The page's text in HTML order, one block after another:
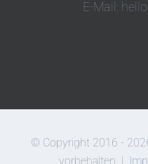
E-Mail:
© Copyright 2016 -
vorbehalten |